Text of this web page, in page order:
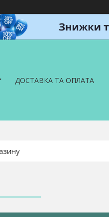
ДОСТАВКА ТА ОПЛАТА